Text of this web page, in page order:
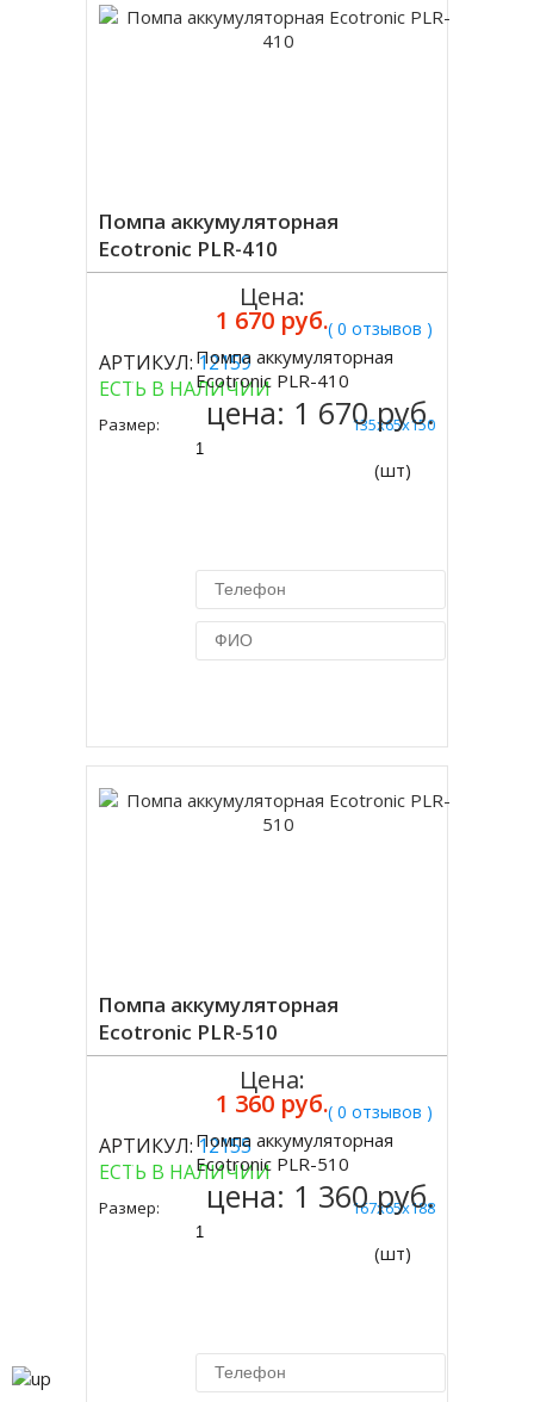
Помпа аккумуляторная
Ecotronic PLR-410
( 0 отзывов )
АРТИКУЛ:12159
ЕСТЬ В НАЛИЧИИ
Размер: 135x65x150
Цена:
1 670 руб.
Купить
Помпа аккумуляторная
Ecotronic PLR-410
цена: 1 670 руб.
(шт)
Помпа аккумуляторная
Ecotronic PLR-510
( 0 отзывов )
АРТИКУЛ:12155
ЕСТЬ В НАЛИЧИИ
Размер: 167x65x188
Цена:
1 360 руб.
Купить
Помпа аккумуляторная
Ecotronic PLR-510
цена: 1 360 руб.
(шт)